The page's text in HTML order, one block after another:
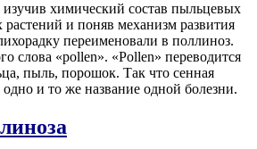
химический состав пыльцевых
растений и поняв механизм развития
переименовали в поллиноз.
слова «pollen». «Рollen» переводится
пыль, порошок. Так что сенная
и то же название одной болезни.